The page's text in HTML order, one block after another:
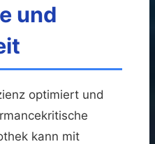
und
optimiert und
kann mit